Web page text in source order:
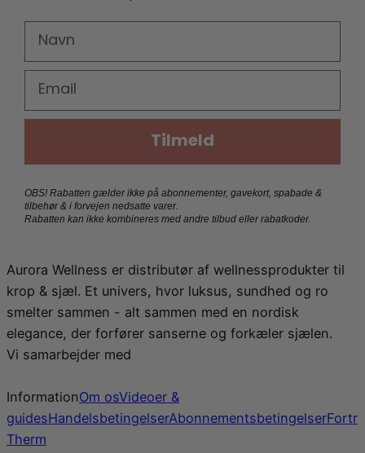
FIRST NAME
EMAIL
Tilmeld
OBS! Rabatten gælder ikke på abonnementer, gavekort, spabade &
tilbehør & i forvejen nedsatte varer.
Rabatten kan ikke kombineres med andre tilbud eller rabatkoder.
Aurora Wellness er distributør af wellnessprodukter til
krop & sjæl. Et univers, hvor luksus, sundhed og ro
smelter sammen - alt sammen med en nordisk
elegance, der forfører sanserne og forkæler sjælen.
Vi samarbejder med
InformationOm osVideoer &
guidesHandelsbetingelserAbonnementsbetingelser
Therm